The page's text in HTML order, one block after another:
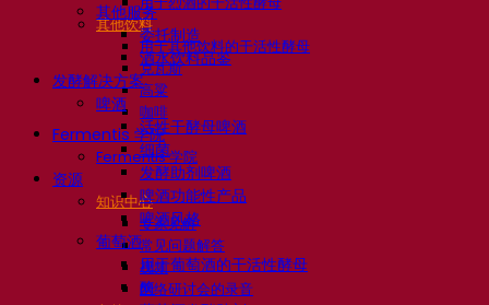
其他饮料
用于其他饮料的干活性酵母
克瓦斯
高粱
咖啡
Fermentis 学院
Fermentis 学院
资源
知识中心
专家见解
常见问题解答
视频
网络研讨会的录音
其他服务
委托制造
酒水饮料品鉴
发酵解决方案
啤酒
活性干酵母啤酒
细菌
发酵助剂啤酒
啤酒功能性产品
啤酒风格
葡萄酒
用于葡萄酒的干活性酵母
酶